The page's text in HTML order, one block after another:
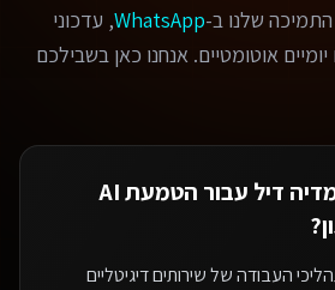
שלנו ב-WhatsApp, עדכוני
אוטומטיים. אנחנו כאן בשבילכם
דיל עבור
הטמעת AI
?
העבודה של שירותים דיגיטליים